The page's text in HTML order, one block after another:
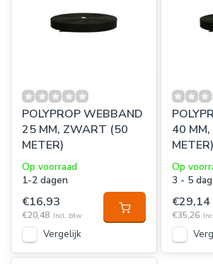
POLYPROP WEBBAND
25 MM, ZWART (50
METER)
Op voorraad
1-2 dagen
€16,93
€20,48 Incl. btw
Vergelijk
40
METER)
Op
3 - 5
€29,14
€35,26